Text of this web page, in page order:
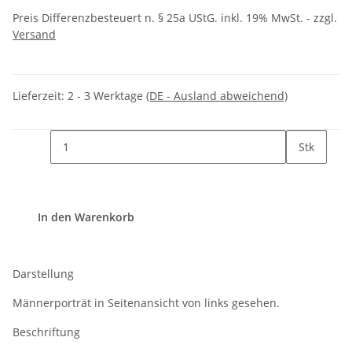
Preis Differenzbesteuert n. § 25a UStG. inkl. 19% MwSt. - zzgl.
Versand
Lieferzeit: 2 - 3 Werktage (DE - Ausland abweichend)
Stk
In den Warenkorb
Darstellung
Männerporträt in Seitenansicht von links gesehen.
Beschriftung